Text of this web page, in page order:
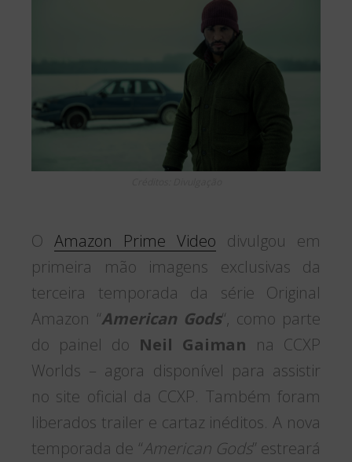
O Amazon Prime Video divulgou em
primeira mão imagens exclusivas da
terceira temporada da série Original
Amazon “American Gods“, como parte
do painel do Neil Gaiman na CCXP
Worlds – agora disponível para assistir
no site oficial da CCXP. Também foram
liberados trailer e cartaz inéditos. A nova
temporada de “American Gods” estreará